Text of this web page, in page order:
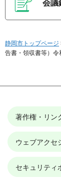
会議
静岡市トップページ
告書・領収書等）令
著作権・リン
ウェブアクセ
セキュリティ